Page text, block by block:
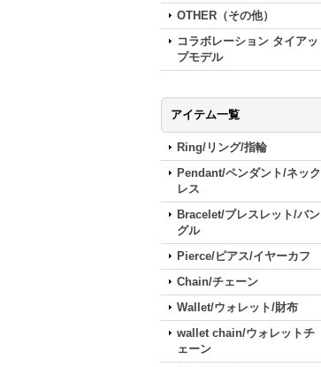
OTHER（その他）
コラボレーション タイアッ
プモデル
アイテム一覧
Ring/リング/指輪
Pendant/ペンダント/ネック
レス
Bracelet/ブレスレット/バン
グル
Pierce/ピアス/イヤーカフ
Chain/チェーン
Wallet/ウォレット/財布
wallet chain/ウォレットチ
ェーン